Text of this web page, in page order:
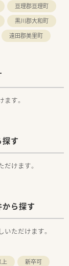
個人宅への在宅業
心となって担っ
確に処理する能
亘理郡亘理町
黒川郡大和町
遠田郡美里町
す。
す
けます。
ら探す
ただけます。
上
新卒可